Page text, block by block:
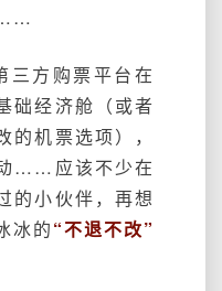
……
三方购票平台在
础经济舱（或者
机票选项），
……应该不少在
的小伙伴，再想
冰的“不退不改”